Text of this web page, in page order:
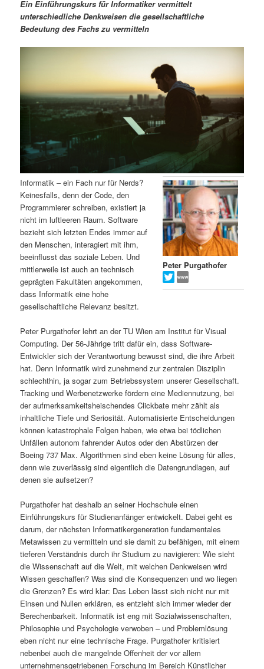
ä
r
n
n
l
t
s
p
r
i
n
g
e
n
n
d
r
n
h
a
l
t
s
p
r
i
n
g
e
n
n
a
v
i
o
Ein Einführungskurs für Informatiker vermittelt
unterschiedliche Denkweisen die gesellschaftliche
Bedeutung des Fachs zu vermitteln
Peter Purgathofer
Informatik – ein Fach nur für Nerds?
Keinesfalls, denn der Code, den
Programmierer schreiben, existiert ja
nicht im luftleeren Raum. Software
bezieht sich letzten Endes immer auf
den Menschen, interagiert mit ihm,
beeinflusst das soziale Leben. Und
mittlerweile ist auch an technisch
geprägten Fakultäten angekommen,
dass Informatik eine hohe
gesellschaftliche Relevanz besitzt.
Peter Purgathofer lehrt an der TU Wien am Institut für Visual
Computing. Der 56-Jährige tritt dafür ein, dass Software-
Entwickler sich der Verantwortung bewusst sind, die ihre Arbeit
hat. Denn Informatik wird zunehmend zur zentralen Disziplin
schlechthin, ja sogar zum Betriebssystem unserer Gesellschaft.
Tracking und Werbenetzwerke fördern eine Mediennutzung, bei
der aufmerksamkeitsheischendes Clickbate mehr zählt als
inhaltliche Tiefe und Seriosität. Automatisierte Entscheidungen
können katastrophale Folgen haben, wie etwa bei tödlichen
Unfällen autonom fahrender Autos oder den Abstürzen der
Boeing 737 Max. Algorithmen sind eben keine Lösung für alles,
denn wie zuverlässig sind eigentlich die Datengrundlagen, auf
denen sie aufsetzen?
Purgathofer hat deshalb an seiner Hochschule einen
Einführungskurs für Studienanfänger entwickelt. Dabei geht es
darum, der nächsten Informatikergeneration fundamentales
Metawissen zu vermitteln und sie damit zu befähigen, mit einem
tieferen Verständnis durch ihr Studium zu navigieren: Wie sieht
die Wissenschaft auf die Welt, mit welchen Denkweisen wird
Wissen geschaffen? Was sind die Konsequenzen und wo liegen
die Grenzen? Es wird klar: Das Leben lässt sich nicht nur mit
Einsen und Nullen erklären, es entzieht sich immer wieder der
Berechenbarkeit. Informatik ist eng mit Sozialwissenschaften,
Philosophie und Psychologie verwoben – und Problemlösung
eben nicht nur eine technische Frage. Purgathofer kritisiert
nebenbei auch die mangelnde Offenheit der vor allem
unternehmensgetriebenen Forschung im Bereich Künstlicher